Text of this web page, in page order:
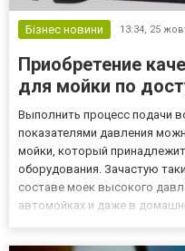
Бізнес новини 13:34, 25
Приобретение
для мойки по
Выполнить процесс подачи
показателями давления
мойки, который
оборудования. Зачастую
составе моек высокого
автомойках и даже в